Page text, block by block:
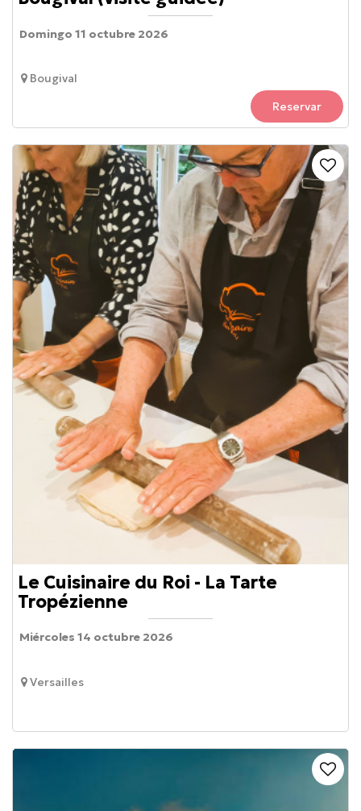
Bougival
Domingo 11 octubre 2026
Reservar
Le Cuisinaire du Roi - La Tarte
Tropézienne
Versailles
Miércoles 14 octubre 2026